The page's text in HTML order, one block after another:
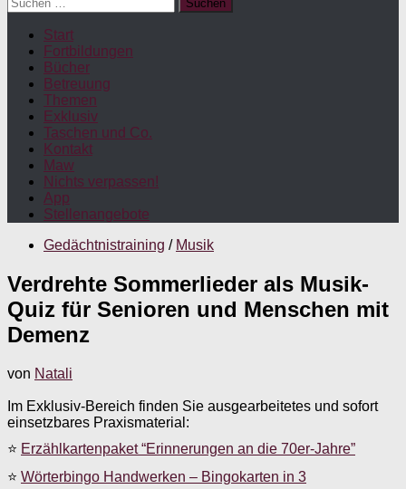
nach:
Start
Fortbildungen
Bücher
Betreuung
Themen
Exklusiv
Taschen und Co.
Kontakt
Maw
Nichts verpassen!
App
Stellenangebote
Gedächtnistraining / Musik
Verdrehte Sommerlieder als Musik-
Quiz für Senioren und Menschen mit
Demenz
von Natali
Im Exklusiv-Bereich finden Sie ausgearbeitetes und sofort
einsetzbares Praxismaterial:
⭐ Erzählkartenpaket “Erinnerungen an die 70er-Jahre”
⭐ Wörterbingo Handwerken – Bingokarten in 3